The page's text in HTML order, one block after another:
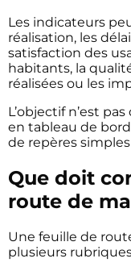
Les indicateurs
réalisation, les
satisfaction des
habitants, la
réalisées ou les
L’objectif n’est
en tableau de
de repères
Que doit
route de
Une feuille de
plusieurs